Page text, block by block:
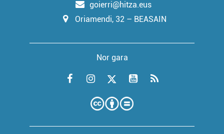
goierri@hitza.eus
Oriamendi, 32 – BEASAIN
Nor gara